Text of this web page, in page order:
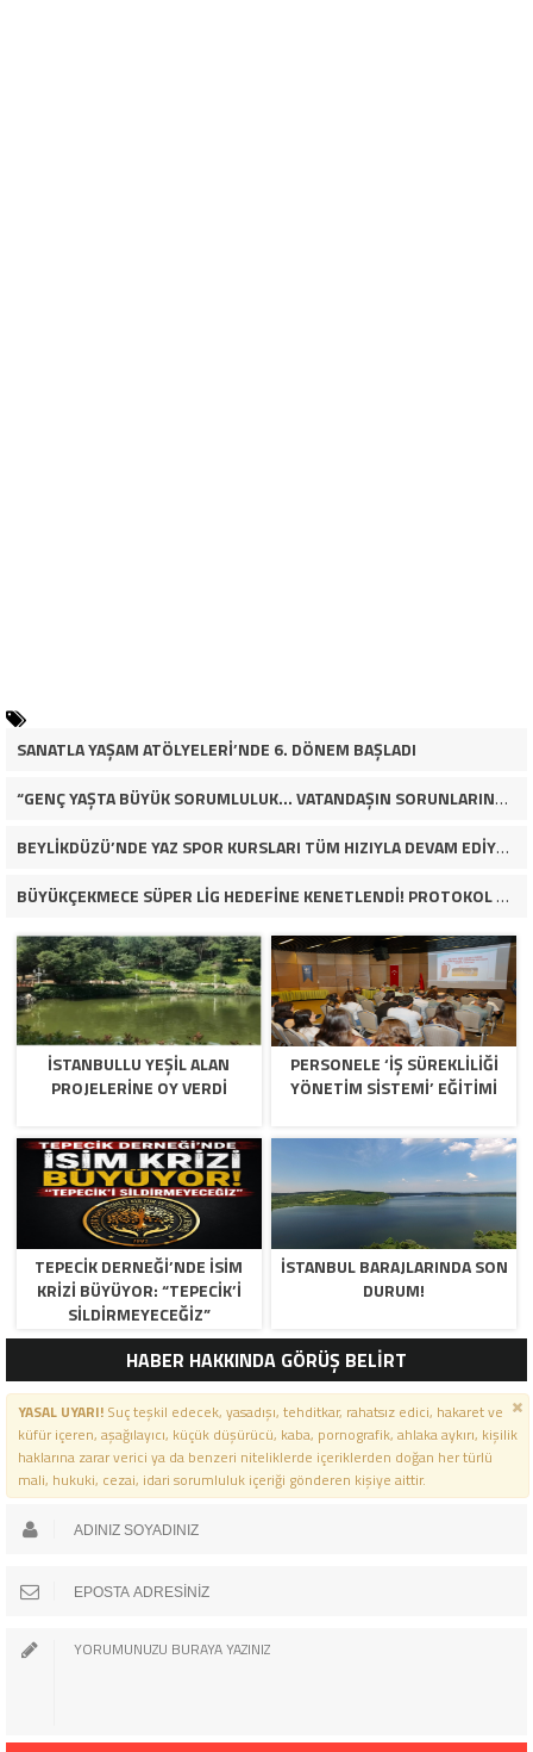
SANATLA YAŞAM ATÖLYELERİ’NDE 6. DÖNEM BAŞLADI
“GENÇ YAŞTA BÜYÜK SORUMLULUK… VATANDAŞIN SORUNLARINA ÇÖZÜM ARIYOR!”
BEYLİKDÜZÜ’NDE YAZ SPOR KURSLARI TÜM HIZIYLA DEVAM EDİYOR
BÜYÜKÇEKMECE SÜPER LİG HEDEFİNE KENETLENDİ! PROTOKOL VE İŞ DÜNYASINDAN BASKETBOL TAKIMINA TAM DESTEK…
İSTANBULLU YEŞİL ALAN
PROJELERİNE OY VERDİ
PERSONELE ‘İŞ SÜREKLİLİĞİ
YÖNETİM SİSTEMİ’ EĞİTİMİ
TEPECİK DERNEĞİ’NDE İSİM
KRİZİ BÜYÜYOR: “TEPECİK’İ
SİLDİRMEYECEĞİZ”
İSTANBUL BARAJLARINDA SON
DURUM!
HABER HAKKINDA GÖRÜŞ BELİRT
YASAL UYARI!Suç teşkil edecek, yasadışı, tehditkar, rahatsız edici, hakaret ve
küfür içeren, aşağılayıcı, küçük düşürücü, kaba, pornografik, ahlaka aykırı, kişilik
haklarına zarar verici ya da benzeri niteliklerde içeriklerden doğan her türlü
mali, hukuki, cezai, idari sorumluluk içeriği gönderen kişiye aittir.